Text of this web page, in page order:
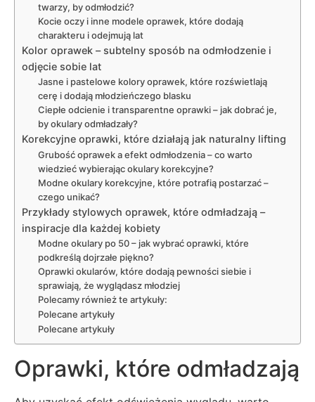
twarzy, by odmłodzić?
Kocie oczy i inne modele oprawek, które dodają
charakteru i odejmują lat
Kolor oprawek – subtelny sposób na odmłodzenie i
odjęcie sobie lat
Jasne i pastelowe kolory oprawek, które rozświetlają
cerę i dodają młodzieńczego blasku
Ciepłe odcienie i transparentne oprawki – jak dobrać je,
by okulary odmładzały?
Korekcyjne oprawki, które działają jak naturalny lifting
Grubość oprawek a efekt odmłodzenia – co warto
wiedzieć wybierając okulary korekcyjne?
Modne okulary korekcyjne, które potrafią postarzać –
czego unikać?
Przykłady stylowych oprawek, które odmładzają –
inspiracje dla każdej kobiety
Modne okulary po 50 – jak wybrać oprawki, które
podkreślą dojrzałe piękno?
Oprawki okularów, które dodają pewności siebie i
sprawiają, że wyglądasz młodziej
Polecamy również te artykuły:
Polecane artykuły
Polecane artykuły
Oprawki, które odmładzają